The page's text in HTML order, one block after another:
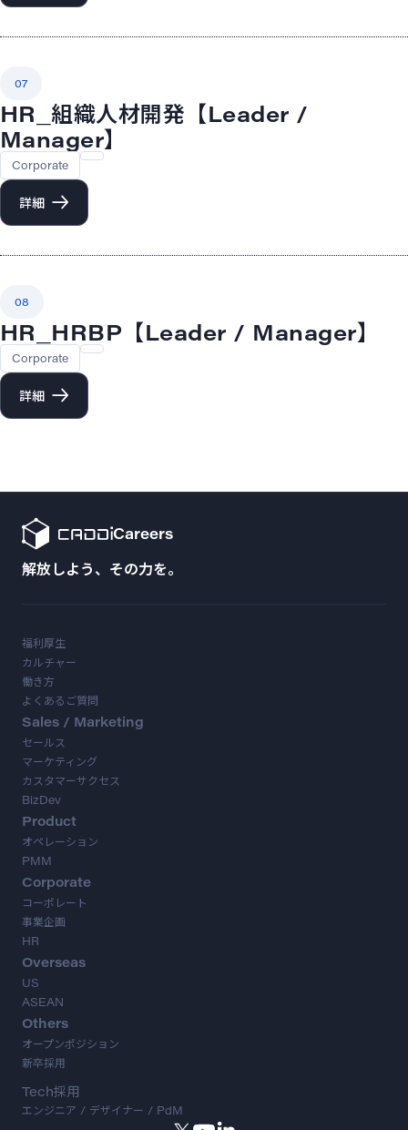
07
HR_組織人材開発【Leader /
Manager】
Corporate
詳細
08
HR_HRBP【Leader / Manager】
Corporate
詳細
Careers
解放しよう、その力を。
福利厚生
カルチャー
働き方
よくあるご質問
Sales / Marketing
セールス
マーケティング
カスタマーサクセス
BizDev
Product
オペレーション
PMM
Corporate
コーポレート
事業企画
HR
Overseas
US
ASEAN
Others
オープンポジション
新卒採用
Tech採用
エンジニア / デザイナー / PdM